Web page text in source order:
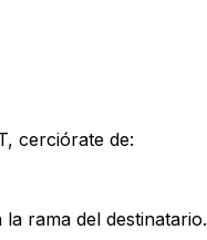
cerciórate de:
rama del destinatario.